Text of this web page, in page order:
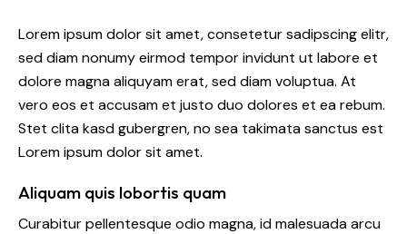
Lorem ipsum dolor sit amet, consetetur sadipscing elitr,
sed diam nonumy eirmod tempor invidunt ut labore et
dolore magna aliquyam erat, sed diam voluptua. At
vero eos et accusam et justo duo dolores et ea rebum.
Stet clita kasd gubergren, no sea takimata sanctus est
Lorem ipsum dolor sit amet.
Aliquam quis lobortis quam
Curabitur pellentesque odio magna, id malesuada arcu